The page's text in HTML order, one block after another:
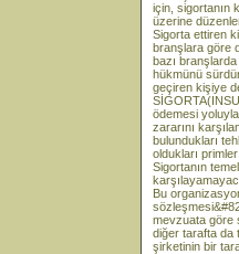
için, sigortanın
üzerine
Sigorta ettiren
branşlara göre
bazı
hükmünü
geçiren kişiye
ödemesi
zararını
bulundukları
oldukları
Sigortanın
Bu
mevzuata göre
diğer tarafta da
şirketinin bir